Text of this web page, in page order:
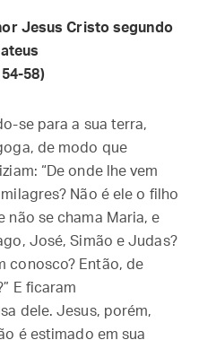
Jesus Cristo segundo
58)
se para a sua terra,
de modo que
“De onde lhe vem
Não é ele o filho
não se chama Maria, e
José, Simão e Judas?
conosco? Então, de
E ficaram
dele. Jesus, porém,
é estimado em sua